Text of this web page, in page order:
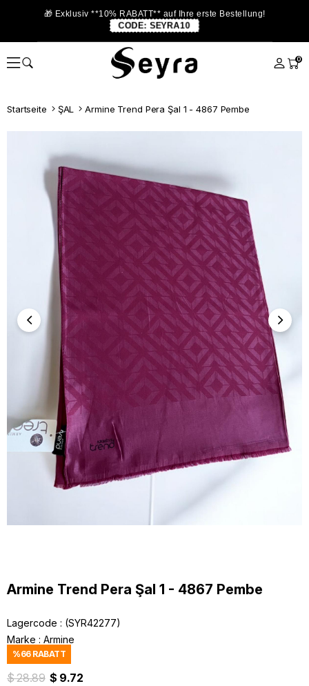
🎁 Exklusiv **10% RABATT** auf Ihre erste Bestellung!
CODE: SEYRA10
0
Startseite ŞAL Armine Trend Pera Şal 1 - 4867 Pembe
Armine Trend Pera Şal 1 - 4867 Pembe
Lagercode
(SYR42277)
Marke : Armine
%66RABATT
$ 28.89 $ 9.72